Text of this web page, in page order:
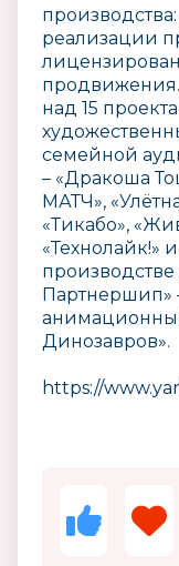
реализации
над 15
семейной
– «Дракоша
МАТЧ»,
«Тикабо»,
«Технолайк!»
Партнершип»
Динозавров».
https://